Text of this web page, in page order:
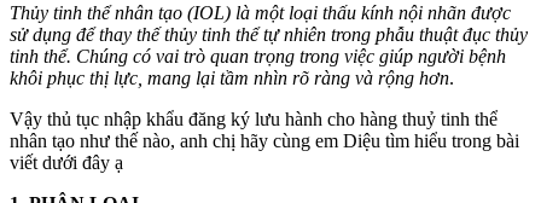
Thủy tinh thể nhân tạo (IOL) là một loại thấu kính nội nhãn được
sử dụng để thay thế thủy tinh thể tự nhiên trong phẫu thuật đục thủy
tinh thể. Chúng có vai trò quan trọng trong việc giúp người bệnh
khôi phục thị lực, mang lại tầm nhìn rõ ràng và rộng hơn.
Vậy thủ tục nhập khẩu đăng ký lưu hành cho hàng thuỷ tinh thể
nhân tạo như thế nào, anh chị hãy cùng em Diệu tìm hiểu trong bài
viết dưới đây ạ